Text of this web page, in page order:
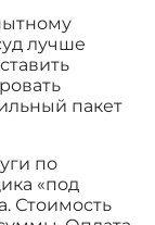
лучше
пакет
по
«под
Стоимость